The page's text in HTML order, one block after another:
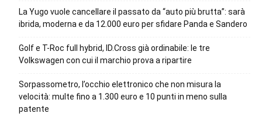
La Yugo vuole cancellare il passato da “auto più brutta”: sarà
ibrida, moderna e da 12.000 euro per sfidare Panda e Sandero
Golf e T-Roc full hybrid, ID.Cross già ordinabile: le tre
Volkswagen con cui il marchio prova a ripartire
Sorpassometro, l’occhio elettronico che non misura la
velocità: multe fino a 1.300 euro e 10 punti in meno sulla
patente